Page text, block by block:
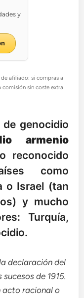
y
afiliado: si compras a
comisión sin coste extra
genocidio
armenio
reconocido
como
o Israel (tan
y mucho
Turquía,
declaración del
de 1915.
acto racional o